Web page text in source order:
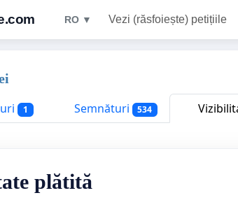
RO ▼ Vezi (răsfoiește) petițiile
1 Semnături 534
plătită